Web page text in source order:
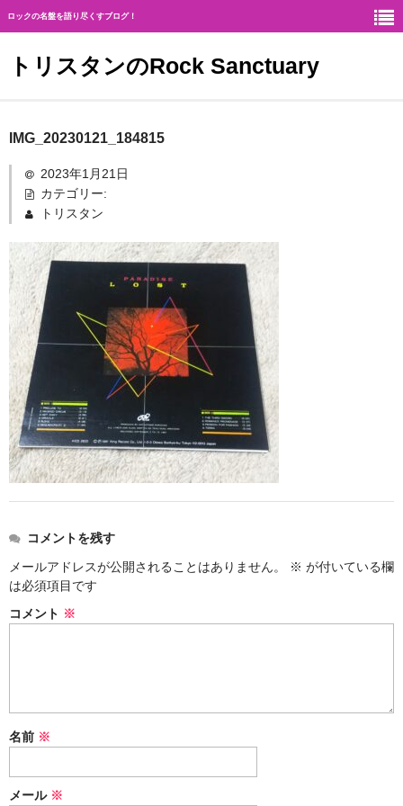
ロックの名盤を語り尽くすブログ！
トリスタンのRock Sanctuary
ハード・ロック
ギタリスト
北欧メタル
メロディアス・ロック
ヘヴィ・メタル
ジャーマン・メタル
アメリカン・メタル
ブリティッシュ・ロック
イタリアン・ロック
日本のプログレ
ジャパニーズ
メンバー
IMG_20230121_184815
2023年1月21日
カテゴリー:
トリスタン
コメントを残す
メールアドレスが公開されることはありません。
※ が付いている欄
は必須項目です
コメント ※
名前 ※
メール ※